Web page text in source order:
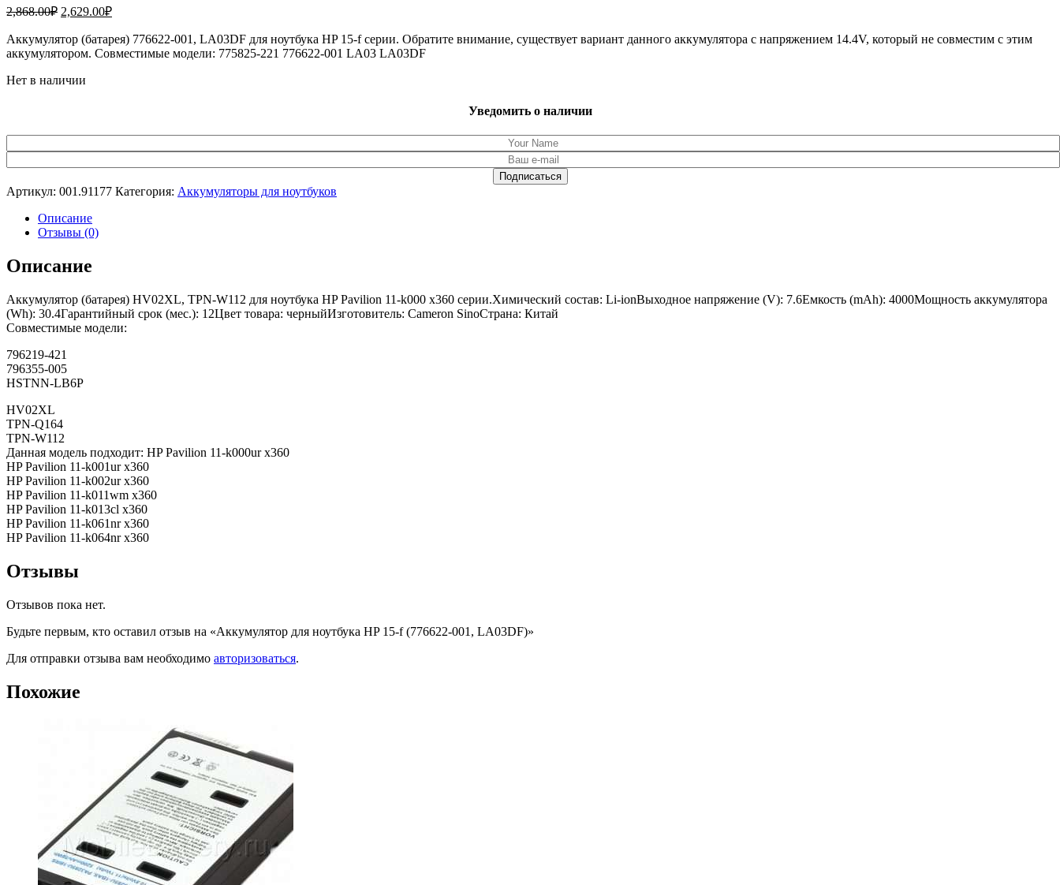
2,868.00₽ Первоначальная
составляла
2,868.00₽.
2,629.00₽Текущая
2,629.00₽.
Аккумулятор (батарея) 776622-001, LA03DF для ноутбука HP 15-f серии. Обратите внимание, существует вариант данного аккумулятора с напряжением 14.4V, который не совместим с этим
аккумулятором. Совместимые модели: 775825-221 776622-001 LA03 LA03DF
Нет в наличии
Уведомить о наличии
Артикул: 001.91177 Категория: Аккумуляторы для ноутбуков
Описание
Отзывы (0)
Описание
Аккумулятор (батарея) HV02XL, TPN-W112 для ноутбука HP Pavilion 11-k000 x360 серии.Химический состав: Li-ionВыходное напряжение (V): 7.6Емкость (mAh): 4000Мощность аккумулятора
(Wh): 30.4Гарантийный срок (мес.): 12Цвет товара: черныйИзготовитель: Cameron SinoСтрана: Китай
Совместимые модели:
796219-421
796355-005
HSTNN-LB6P
HV02XL
TPN-Q164
TPN-W112
Данная модель подходит: HP Pavilion 11-k000ur x360
HP Pavilion 11-k001ur x360
HP Pavilion 11-k002ur x360
HP Pavilion 11-k011wm x360
HP Pavilion 11-k013cl x360
HP Pavilion 11-k061nr x360
HP Pavilion 11-k064nr x360
Отзывы
Отзывов пока нет.
Будьте первым, кто оставил отзыв на «Аккумулятор для ноутбука HP 15-f (776622-001, LA03DF)»
Для отправки отзыва вам необходимо авторизоваться.
Похожие